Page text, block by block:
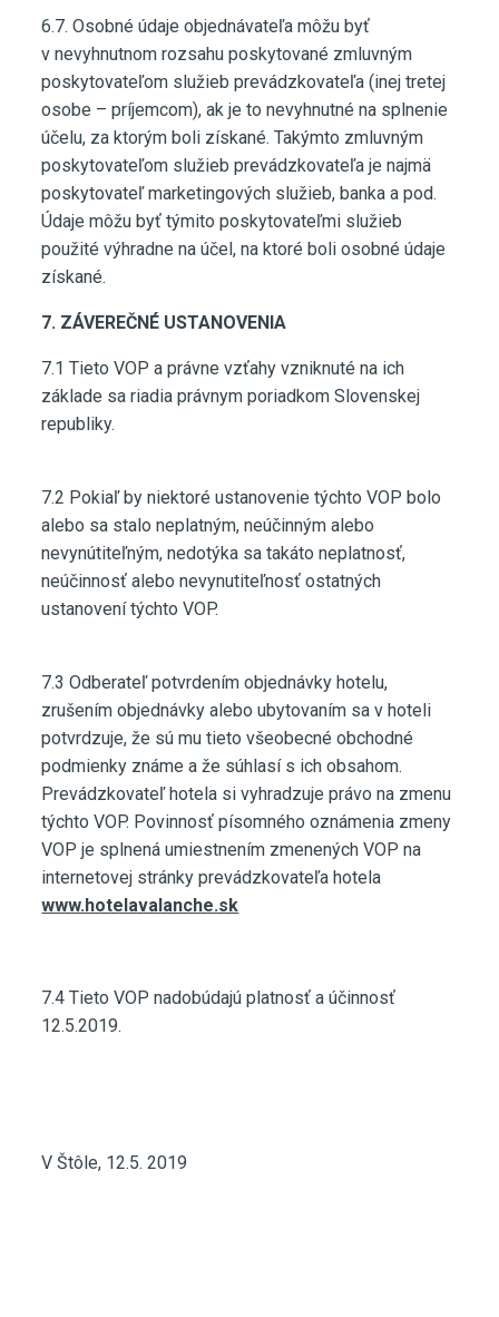
6.7. Osobné údaje objednávateľa môžu byť
v nevyhnutnom rozsahu poskytované zmluvným
poskytovateľom služieb prevádzkovateľa (inej tretej
osobe – príjemcom), ak je to nevyhnutné na splnenie
účelu, za ktorým boli získané. Takýmto zmluvným
poskytovateľom služieb prevádzkovateľa je najmä
poskytovateľ marketingových služieb, banka a pod.
Údaje môžu byť týmito poskytovateľmi služieb
použité výhradne na účel, na ktoré boli osobné údaje
získané.
7. ZÁVEREČNÉ USTANOVENIA
7.1 Tieto VOP a právne vzťahy vzniknuté na ich
základe sa riadia právnym poriadkom Slovenskej
republiky.
7.2 Pokiaľ by niektoré ustanovenie týchto VOP bolo
alebo sa stalo neplatným, neúčinným alebo
nevynútiteľným, nedotýka sa takáto neplatnosť,
neúčinnosť alebo nevynutiteľnosť ostatných
ustanovení týchto VOP.
7.3 Odberateľ potvrdením objednávky hotelu,
zrušením objednávky alebo ubytovaním sa v hoteli
potvrdzuje, že sú mu tieto všeobecné obchodné
podmienky známe a že súhlasí s ich obsahom.
Prevádzkovateľ hotela si vyhradzuje právo na zmenu
týchto VOP. Povinnosť písomného oznámenia zmeny
VOP je splnená umiestnením zmenených VOP na
internetovej stránky prevádzkovateľa hotela
www.hotelavalanche.sk
7.4 Tieto VOP nadobúdajú platnosť a účinnosť
12.5.2019.
V Štôle, 12.5. 2019